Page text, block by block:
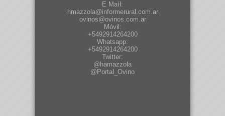
E Maíl:
hmazzola@informerural.com.ar
ovinos@ovinos.com.ar
Móvil:
+5492914264200
Whatsapp:
+5492914264200
Twitter:
@hamazzola
@Portal_Ovino